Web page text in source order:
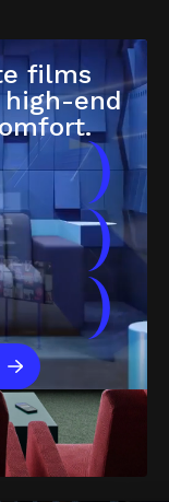
films
end
)
)
)